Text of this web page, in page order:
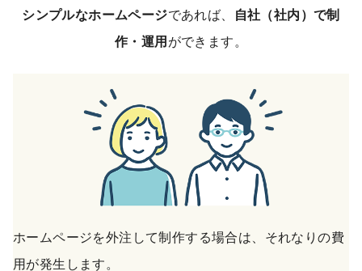
シンプルなホームページであれば、
自社（社内）で制
作・運用ができます。
ホームページを外注して制作する場合は、それなりの費
用が発生します。